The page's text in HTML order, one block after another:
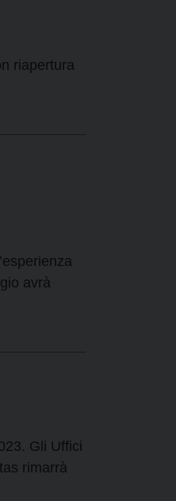
riapertura
avrà
Gli Uffici
rimarrà